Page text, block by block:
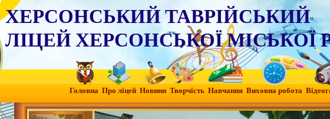
ХЕРСОНСЬКИЙ ТАВРІЙСЬКИЙ
ЛІЦЕЙ ХЕРСОНСЬКОЇ МІСЬКОЇ
Головна Про ліцей Новини Творчість Навчання Виховна робота